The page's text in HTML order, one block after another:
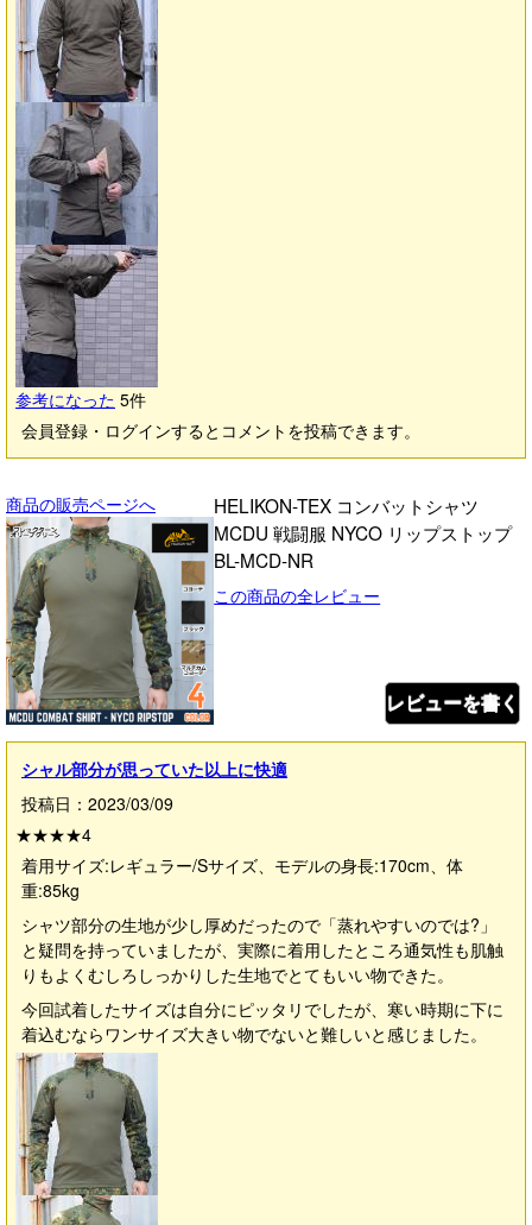
参考になった 5件
会員登録・ログインするとコメントを投稿できます。
商品の販売ページへ
HELIKON-TEX コンバットシャツ
MCDU 戦闘服 NYCO リップストップ
BL-MCD-NR
この商品の全レビュー
レビューを書く
シャル部分が思っていた以上に快適
投稿日：2023/03/09
★★★★4
着用サイズ:レギュラー/Sサイズ、モデルの身長:170cm、体
重:85kg
シャツ部分の生地が少し厚めだったので「蒸れやすいのでは?」
と疑問を持っていましたが、実際に着用したところ通気性も肌触
りもよくむしろしっかりした生地でとてもいい物できた。
今回試着したサイズは自分にピッタリでしたが、寒い時期に下に
着込むならワンサイズ大きい物でないと難しいと感じました。